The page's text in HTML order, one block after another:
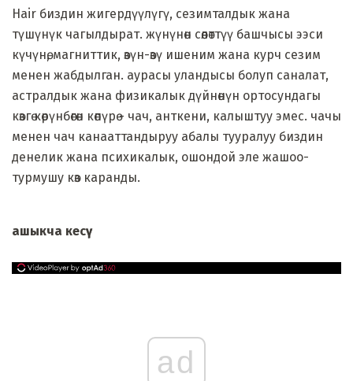
Hair биздин жигердүүлүгү, сезимталдык жана
түшүнүк чагылдырат. жүнүнөн сөөлөттүү башчысы ээси
күчүнө, магниттик, өзүн-өзү ишеним жана курч сезим
менен жабдылган. аурасы уландысы болуп саналат,
астралдык жана физикалык дүйнөнүн ортосундагы
көзгө көрүнбөгөн көпүрө - чач, анткени, калыштуу эмес. чачы
менен чач канааттандыруу абалы тууралуу биздин
денелик жана психикалык, ошондой эле жашоо-
турмушу көз каранды.
ашыкча кесүү
ad